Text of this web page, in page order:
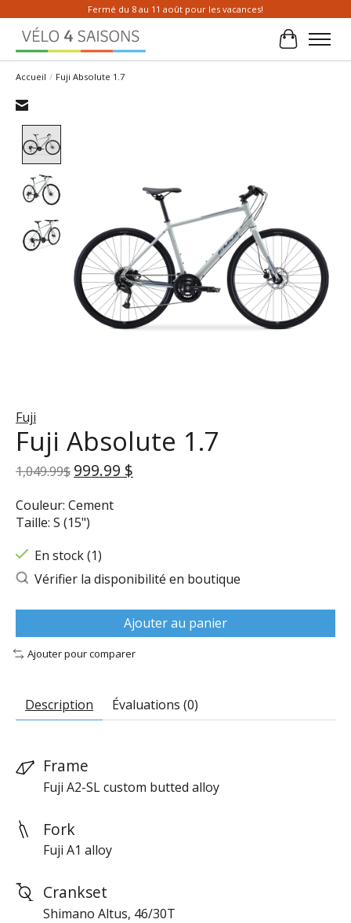
Fermé du 8 au 11 août pour les vacances!
Panier
Accueil / Fuji Absolute 1.7
Fuji
Fuji Absolute 1.7
1,049.99$ 999.99 $
Couleur: Cement
Taille: S (15")
En stock (1)
Vérifier la disponibilité en boutique
Ajouter au panier
Ajouter pour comparer
Description Évaluations (0)
Frame
Fuji A2-SL custom butted alloy
Fork
Fuji A1 alloy
Crankset
Shimano Altus, 46/30T